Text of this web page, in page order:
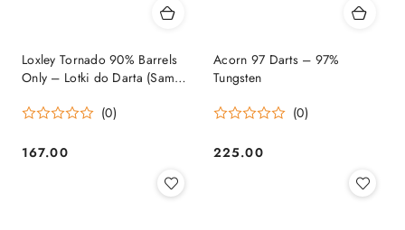
Loxley Tornado 90% Barrels
Only – Lotki do Darta (Same
(0)
Cena:
167.00
Acorn 97 Darts – 97%
Tungsten
(0)
Cena:
225.00